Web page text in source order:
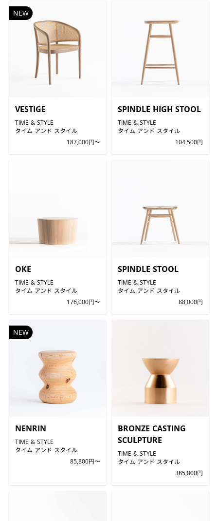
VESTIGE
TIME & STYLE
タイム アンド スタイル
187,000円〜
NEW
SPINDLE HIGH STOOL
TIME & STYLE
タイム アンド スタイル
104,500円
OKE
TIME & STYLE
タイム アンド スタイル
176,000円〜
SPINDLE STOOL
TIME & STYLE
タイム アンド スタイル
88,000円
NENRIN
TIME & STYLE
タイム アンド スタイル
85,800円〜
NEW
BRONZE CASTING
SCULPTURE
TIME & STYLE
タイム アンド スタイル
385,000円